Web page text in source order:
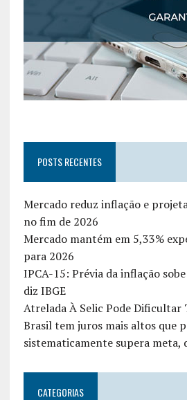
POSTS RECENTES
Mercado reduz inflação e
no fim de 2026
Mercado mantém em 5,33%
para 2026
IPCA-15: Prévia da inflação
diz IBGE
Atrelada À Selic Pode Dificultar
Brasil tem juros mais altos que
sistematicamente supera meta,
CATEGORIAS